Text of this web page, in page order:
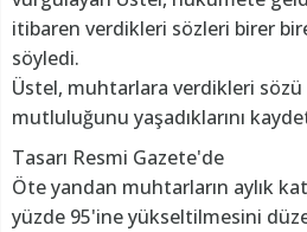
itibaren verdikleri sözleri birer
söyledi.
Üstel, muhtarlara verdikleri
mutluluğunu yaşadıklarını
Tasarı Resmi Gazete'de
Öte yandan muhtarların aylık
yüzde 95'ine yükseltilmesini